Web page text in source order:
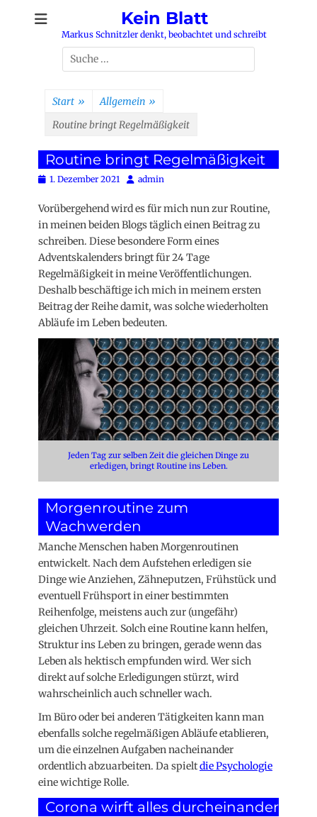
Kein Blatt
Markus Schnitzler denkt, beobachtet und schreibt
Suchen
nach:
Start » Allgemein »
Routine bringt Regelmäßigkeit
Routine bringt Regelmäßigkeit
Posted
1. Dezember 2021 Autoradmin
Vorübergehend wird es für mich nun zur Routine,
in meinen beiden Blogs täglich einen Beitrag zu
schreiben. Diese besondere Form eines
Adventskalenders bringt für 24 Tage
Regelmäßigkeit in meine Veröffentlichungen.
Deshalb beschäftige ich mich in meinem ersten
Beitrag der Reihe damit, was solche wiederholten
Abläufe im Leben bedeuten.
Jeden Tag zur selben Zeit die gleichen Dinge zu
erledigen, bringt Routine ins Leben.
Morgenroutine zum
Wachwerden
Manche Menschen haben Morgenroutinen
entwickelt. Nach dem Aufstehen erledigen sie
Dinge wie Anziehen, Zähneputzen, Frühstück und
eventuell Frühsport in einer bestimmten
Reihenfolge, meistens auch zur (ungefähr)
gleichen Uhrzeit. Solch eine Routine kann helfen,
Struktur ins Leben zu bringen, gerade wenn das
Leben als hektisch empfunden wird. Wer sich
direkt auf solche Erledigungen stürzt, wird
wahrscheinlich auch schneller wach.
Im Büro oder bei anderen Tätigkeiten kann man
ebenfalls solche regelmäßigen Abläufe etablieren,
um die einzelnen Aufgaben nacheinander
ordentlich abzuarbeiten. Da spieltdie Psychologie
eine wichtige Rolle.
Corona wirft alles durcheinander